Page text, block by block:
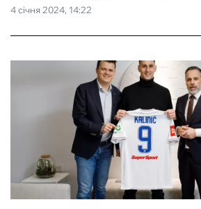
4 січня 2024, 14:22